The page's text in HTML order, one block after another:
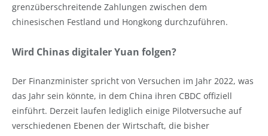
grenzüberschreitende Zahlungen zwischen dem
chinesischen Festland und Hongkong durchzuführen.
Wird Chinas digitaler Yuan folgen?
Der Finanzminister spricht von Versuchen im Jahr 2022, was
das Jahr sein könnte, in dem China ihren CBDC offiziell
einführt. Derzeit laufen lediglich einige Pilotversuche auf
verschiedenen Ebenen der Wirtschaft, die bisher